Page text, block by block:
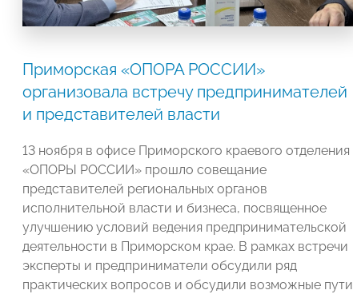
Приморская «ОПОРА РОССИИ»
организовала встречу предпринимателей
и представителей власти
13 ноября в офисе Приморского краевого отделения
«ОПОРЫ РОССИИ» прошло совещание
представителей региональных органов
исполнительной власти и бизнеса, посвященное
улучшению условий ведения предпринимательской
деятельности в Приморском крае. В рамках встречи
эксперты и предприниматели обсудили ряд
практических вопросов и обсудили возможные пути